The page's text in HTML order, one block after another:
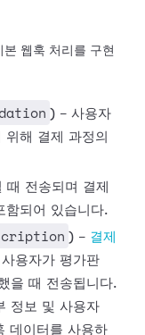
웹훅 처리를 구현
) - 사용자
해 결제 과정의
전송되며 결제
함되어 있습니다.
) - 결제
용자가 평가판
을 때 전송됩니다.
정보 및 사용자
데이터를 사용하